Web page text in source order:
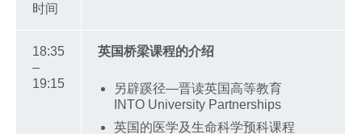
时间
18:35
–
19:15
英国桥梁课程的介绍
另辟蹊径—晋读英国高等教育
INTO University Partnerships
英国的医学及生命科学预科课程